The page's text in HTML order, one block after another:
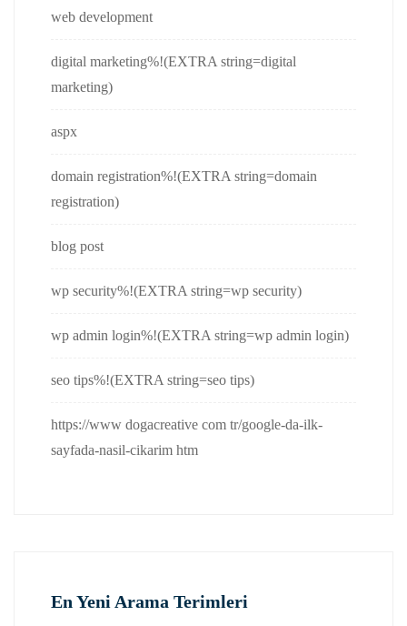
web development
digital marketing%!(EXTRA string=digital
marketing)
aspx
domain registration%!(EXTRA string=domain
registration)
blog post
wp security%!(EXTRA string=wp security)
wp admin login%!(EXTRA string=wp admin login)
seo tips%!(EXTRA string=seo tips)
https://www dogacreative com tr/google-da-ilk-
sayfada-nasil-cikarim htm
En Yeni Arama Terimleri